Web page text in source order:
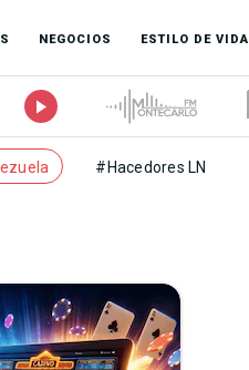
NEGOCIOS ESTILO DE VIDA
#Hacedores LN